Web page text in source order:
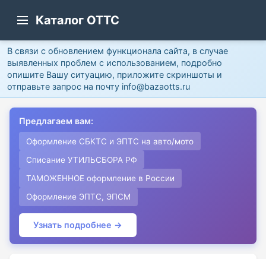
Каталог ОТТС
В связи с обновлением функционала сайта, в случае
выявленных проблем с использованием, подробно
опишите Вашу ситуацию, приложите скриншоты и
отправьте запрос на почту info@bazaotts.ru
Предлагаем вам:
Оформление СБКТС и ЭПТС на авто/мото
Списание УТИЛЬСБОРА РФ
ТАМОЖЕННОЕ оформление в России
Оформление ЭПТС, ЭПСМ
Узнать подробнее →